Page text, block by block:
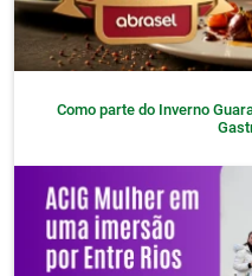
Como parte do Inverno